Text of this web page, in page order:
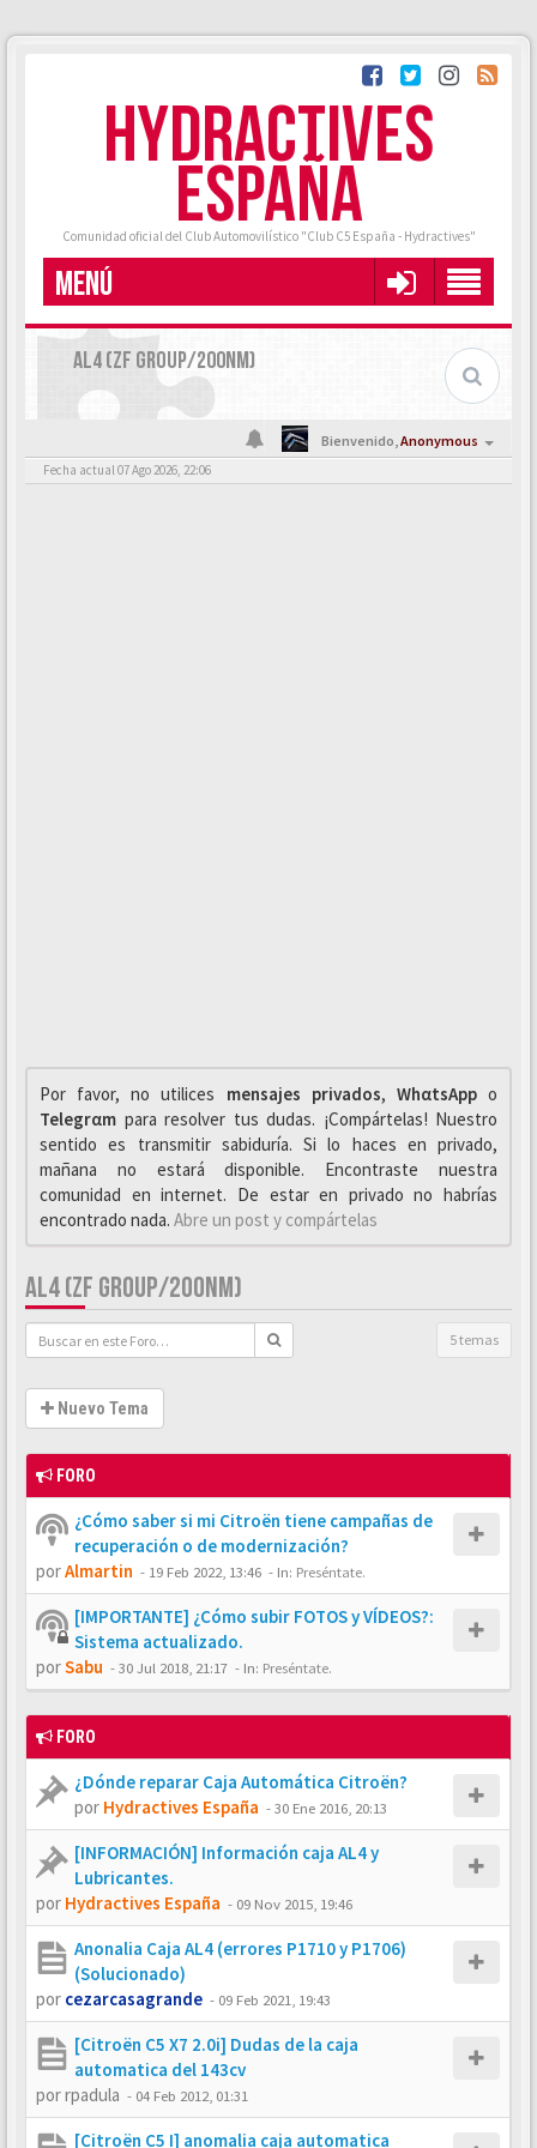
HYDRACTIVES
ESPAÑA
Comunidad oficial del Club Automovilístico "Club C5 España - Hydractives"
MENÚ
AL4 (ZF GROUP/200NM)
Bienvenido,Anonymous
Fecha actual 07 Ago 2026, 22:06
Por favor, no utilices mensajes privados, WhαtsAppo
Telegrαm para resolver tus dudas. ¡Compártelas! Nuestro
sentido es transmitir sabiduría. Si lo haces en privado,
mañana no estará disponible. Encontraste nuestra
comunidad en internet. De estar en privado no habrías
encontrado nada. Abre un post y compártelas
AL4 (ZF GROUP/200NM)
5 temas
Nuevo Tema
FORO
¿Cómo saber si mi Citroën tiene campañas de
recuperación o de modernización?
porAlmartin - 19 Feb 2022, 13:46 - In: Preséntate.
[IMPORTANTE] ¿Cómo subir FOTOS y VÍDEOS?:
Sistema actualizado.
porSabu -30 Jul 2018, 21:17 - In: Preséntate.
FORO
¿Dónde reparar Caja Automática Citroën?
por Hydractives España -30 Ene 2016, 20:13
[INFORMACIÓN] Información caja AL4 y
Lubricantes.
por Hydractives España - 09 Nov 2015, 19:46
Anonalia Caja AL4 (errores P1710 y P1706)
(Solucionado)
por cezarcasagrande - 09 Feb 2021, 19:43
[Citroën C5 X7 2.0i] Dudas de la caja
automatica del 143cv
porrpadula - 04 Feb 2012, 01:31
[Citroën C5 I] anomalia caja automatica